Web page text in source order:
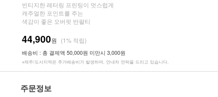
빈티지한 레터링 프린팅이 멋스럽게
캐주얼한 포인트를 주는
색감이 좋은 오버핏 반팔티
44,900원 (1% 적립)
배송비 : 총 결제액 50,000원 미만시 3,000원
※제주/도서지역은 추가배송비가 발생하며, 안내차 연락을 드리고 있습니다.
주문정보